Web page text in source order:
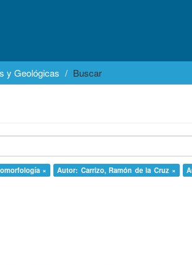
y Geológicas Buscar
× Autor: Carrizo, Ramón de la Cruz ×